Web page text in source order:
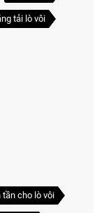
tải lò vôi
tần cho lò vôi